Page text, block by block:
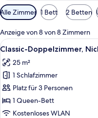
Verfügbare
Filter
für
Zimmer
Alle Zimmer 1 Bett 2 Betten
Anzeige von 8 von 8 Zimmern
Alle
Fotos
für
Classic-
Doppelzimmer,
Nichtraucher,
Blick
8
Classic-Doppelzimmer,
25 m²
1 Schlafzimmer
Platz für 3 Personen
1 Queen-Bett
Kostenloses WLAN